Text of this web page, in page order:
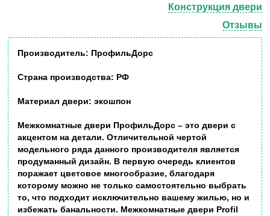
Конструкция двери
Отзывы
Производитель: ПрофильДорс
Страна производства: РФ
Материал двери: экошпон
Межкомнатные двери ПрофильДорс – это двери с
акцентом на детали. Отличительной чертой
модельного ряда данного производителя является
продуманный дизайн. В первую очередь клиентов
поражает цветовое многообразие, благодаря
которому можно не только самостоятельно выбрать
то, что подходит исключительно вашему жилью, но и
избежать банальности. Межкомнатные двери Profil